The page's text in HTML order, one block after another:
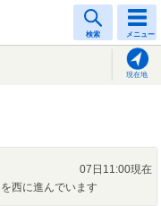
検索 メニュー
現在地
07日11:00現在
西に進んでいます